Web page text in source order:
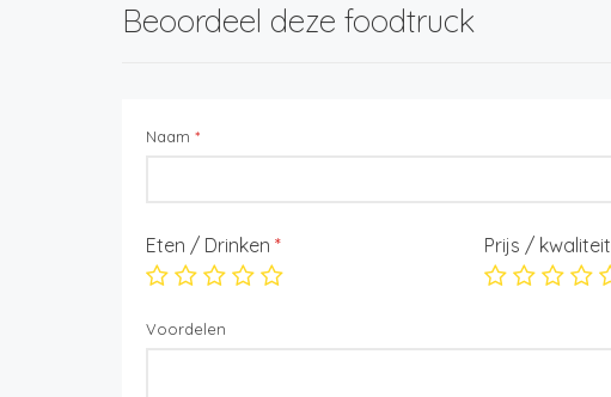
Beoordeel deze foodtruck
Naam *
Eten / Drinken * Prijs / kwaliteit
Voordelen